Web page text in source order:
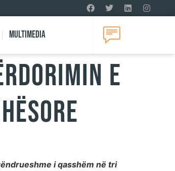
Multimedia
e
i qasshëm në tri